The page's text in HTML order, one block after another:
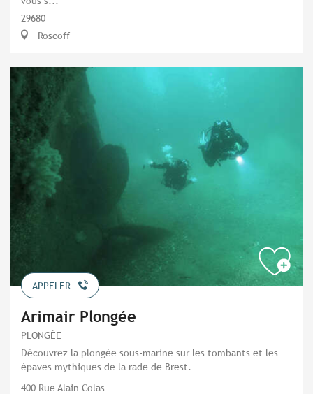
29680
Roscoff
APPELER
Arimair Plongée
PLONGÉE
Découvrez la plongée sous-marine sur les tombants et les
épaves mythiques de la rade de Brest.
400 Rue Alain Colas